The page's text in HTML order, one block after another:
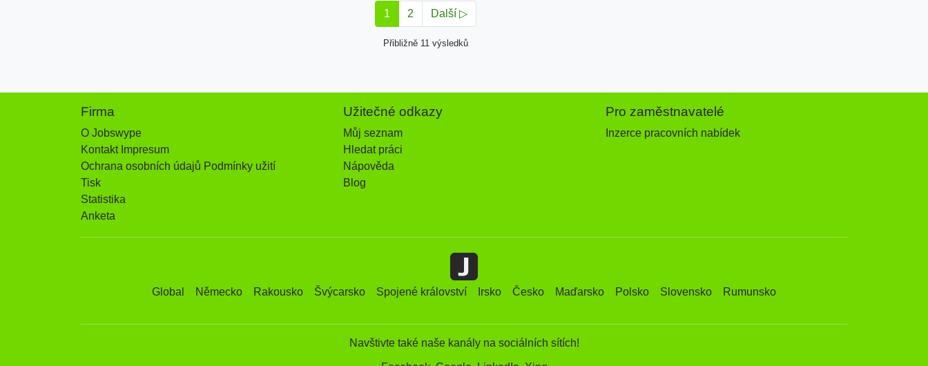
1 2 Další ▷
Přibližně 11 výsledků
Firma
O Jobswype
Kontakt Impresum
Ochrana osobních údajů Podmínky užití
Tisk
Statistika
Anketa
Užitečné odkazy
Můj seznam
Hledat práci
Nápověda
Blog
Pro zaměstnavatelé
Inzerce pracovních nabídek
Global Německo Rakousko Švýcarsko Spojené království Irsko Česko Maďarsko Polsko Slovensko Rumunsko
Navštivte také naše kanály na sociálních sítích!